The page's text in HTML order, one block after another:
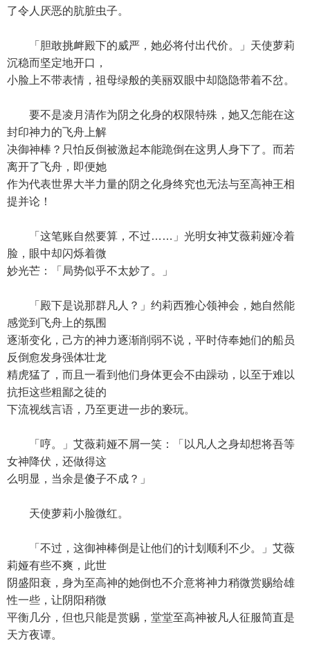
了令人厌恶的肮脏虫子。
「胆敢挑衅殿下的威严，她必将付出代价。」天使萝莉
沉稳而坚定地开口，
小脸上不带表情，祖母绿般的美丽双眼中却隐隐带着不岔。
要不是凌月清作为阴之化身的权限特殊，她又怎能在这
封印神力的飞舟上解
决御神棒？只怕反倒被激起本能跪倒在这男人身下了。而若
离开了飞舟，即便她
作为代表世界大半力量的阴之化身终究也无法与至高神王相
提并论！
「这笔账自然要算，不过……」光明女神艾薇莉娅冷着
脸，眼中却闪烁着微
妙光芒：「局势似乎不太妙了。」
「殿下是说那群凡人？」约莉西雅心领神会，她自然能
感觉到飞舟上的氛围
逐渐变化，己方的神力逐渐削弱不说，平时侍奉她们的船员
反倒愈发身强体壮龙
精虎猛了，而且一看到他们身体更会不由躁动，以至于难以
抗拒这些粗鄙之徒的
下流视线言语，乃至更进一步的亵玩。
「哼。」艾薇莉娅不屑一笑：「以凡人之身却想将吾等
女神降伏，还做得这
么明显，当余是傻子不成？」
天使萝莉小脸微红。
「不过，这御神棒倒是让他们的计划顺利不少。」艾薇
莉娅有些不爽，此世
阴盛阳衰，身为至高神的她倒也不介意将神力稍微赏赐给雄
性一些，让阴阳稍微
平衡几分，但也只能是赏赐，堂堂至高神被凡人征服简直是
天方夜谭。